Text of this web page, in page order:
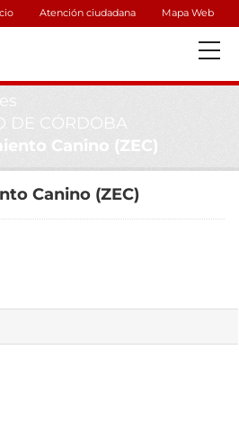
Atención ciudadana Mapa Web
DE CÓRDOBA
Canino (ZEC)
Canino (ZEC)